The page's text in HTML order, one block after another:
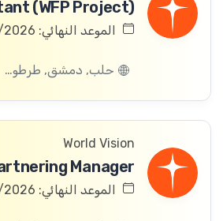
الموعد النهائي: 13/08/2026
حلب, دمشق, طرطوس, ريف دمشق, ديرالزور, درعا, السويداء, إدلب, القنيطرة, اللاذقية, الرقة, حمص, الحسكة, حماة
World Vision
Manager
الموعد النهائي: 09/08/2026